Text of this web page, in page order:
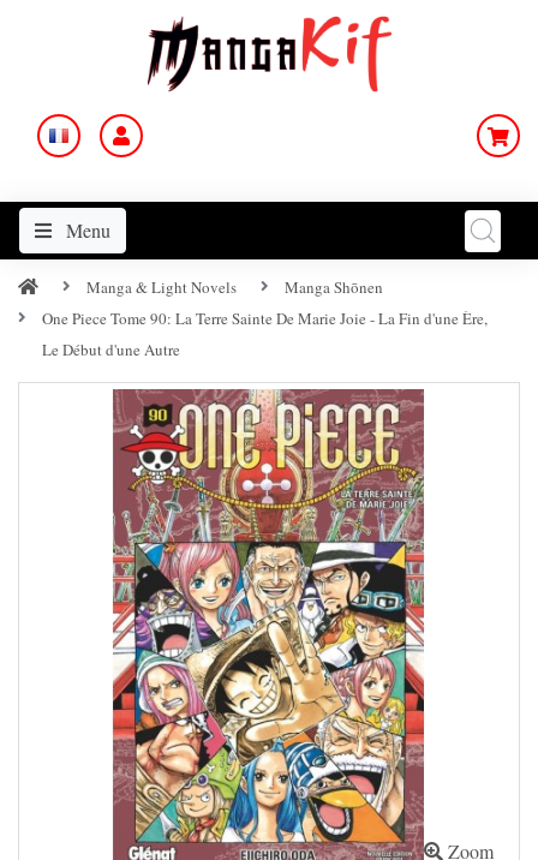
Menu
Manga & Light Novels
Manga Shōnen
One Piece Tome 90: La Terre Sainte De Marie Joie - La Fin d'une Ère,
Le Début d'une Autre
Zoom